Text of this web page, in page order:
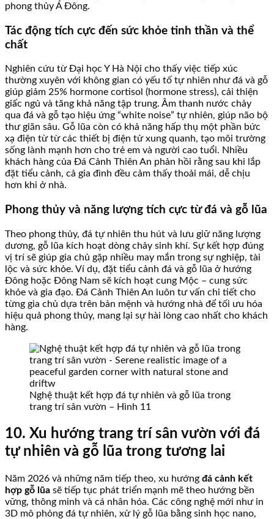
phong thủy Á Đông.
Tác động tích cực đến sức khỏe tinh thần và thể
chất
Nghiên cứu từ Đại học Y Hà Nội cho thấy việc tiếp xúc
thường xuyên với không gian có yếu tố tự nhiên như đá và gỗ
giúp giảm 25% hormone cortisol (hormone stress), cải thiện
giấc ngủ và tăng khả năng tập trung. Âm thanh nước chảy
qua đá và gỗ tạo hiệu ứng “white noise” tự nhiên, giúp não bộ
thư giãn sâu. Gỗ lũa còn có khả năng hấp thụ một phần bức
xạ điện từ từ các thiết bị điện tử xung quanh, tạo môi trường
sống lành mạnh hơn cho trẻ em và người cao tuổi. Nhiều
khách hàng của Đá Cảnh Thiên An phản hồi rằng sau khi lắp
đặt tiểu cảnh, cả gia đình đều cảm thấy thoải mái, dễ chịu
hơn khi ở nhà.
Phong thủy và năng lượng tích cực từ đá và gỗ lũa
Theo phong thủy, đá tự nhiên thu hút và lưu giữ năng lượng
dương, gỗ lũa kích hoạt dòng chảy sinh khí. Sự kết hợp đúng
vị trí sẽ giúp gia chủ gặp nhiều may mắn trong sự nghiệp, tài
lộc và sức khỏe. Ví dụ, đặt tiểu cảnh đá và gỗ lũa ở hướng
Đông hoặc Đông Nam sẽ kích hoạt cung Mộc – cung sức
khỏe và gia đạo. Đá Cảnh Thiên An luôn tư vấn chi tiết cho
từng gia chủ dựa trên bản mệnh và hướng nhà để tối ưu hóa
hiệu quả phong thủy, mang lại sự hài lòng cao nhất cho khách
hàng.
Nghệ thuật kết hợp đá tự nhiên và gỗ lũa trong
trang trí sân vườn – Hình 11
10. Xu hướng trang trí sân vườn với đá
tự nhiên và gỗ lũa trong tương lai
Năm 2026 và những năm tiếp theo, xu hướng đá cảnh kết
hợp gỗ lũa sẽ tiếp tục phát triển mạnh mẽ theo hướng bền
vững, thông minh và cá nhân hóa. Các công nghệ mới như in
3D mô phỏng đá tự nhiên, xử lý gỗ lũa bằng sinh học nano,